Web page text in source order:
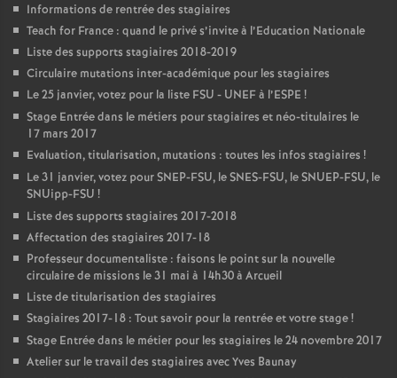
Informations de rentrée des stagiaires
Teach for France : quand le privé s’invite à l’Education Nationale
Liste des supports stagiaires 2018-2019
Circulaire mutations inter-académique pour les stagiaires
Le 25 janvier, votez pour la liste FSU - UNEFà l’ESPE !
Stage Entrée dans le métiers pour stagiaires et néo-titulaires le
17 mars 2017
Evaluation, titularisation, mutations : toutes les infos stagiaires !
Le 31 janvier, votez pourSNEP-FSU, leSNES-FSU, leSNUEP-FSU, le
SNUipp-FSU !
Liste des supports stagiaires 2017-2018
Affectation des stagiaires 2017-18
Professeur documentaliste : faisons le point sur la nouvelle
circulaire de missions le 31 mai à 14h30 à Arcueil
Liste de titularisation des stagiaires
Stagiaires 2017-18 : Tout savoir pour la rentrée et votre stage!
Stage Entrée dans le métier pour les stagiaires le 24 novembre 2017
Atelier sur le travail des stagiaires avec Yves Baunay